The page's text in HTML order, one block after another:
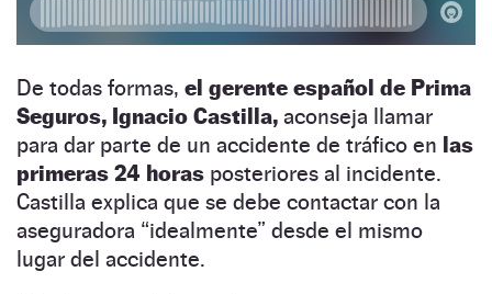
De todas formas, el gerente español de Prima
Seguros, Ignacio Castilla, aconseja llamar
para dar parte de un accidente de tráfico en las
primeras 24 horas posteriores al incidente.
Castilla explica que se debe contactar con la
aseguradora “idealmente” desde el mismo
lugar del accidente.